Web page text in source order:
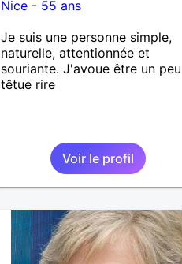
Nice- 55 ans
Je suis une personne simple,
naturelle, attentionnée et
souriante. J'avoue être un peu
têtue rire
Voir le profil